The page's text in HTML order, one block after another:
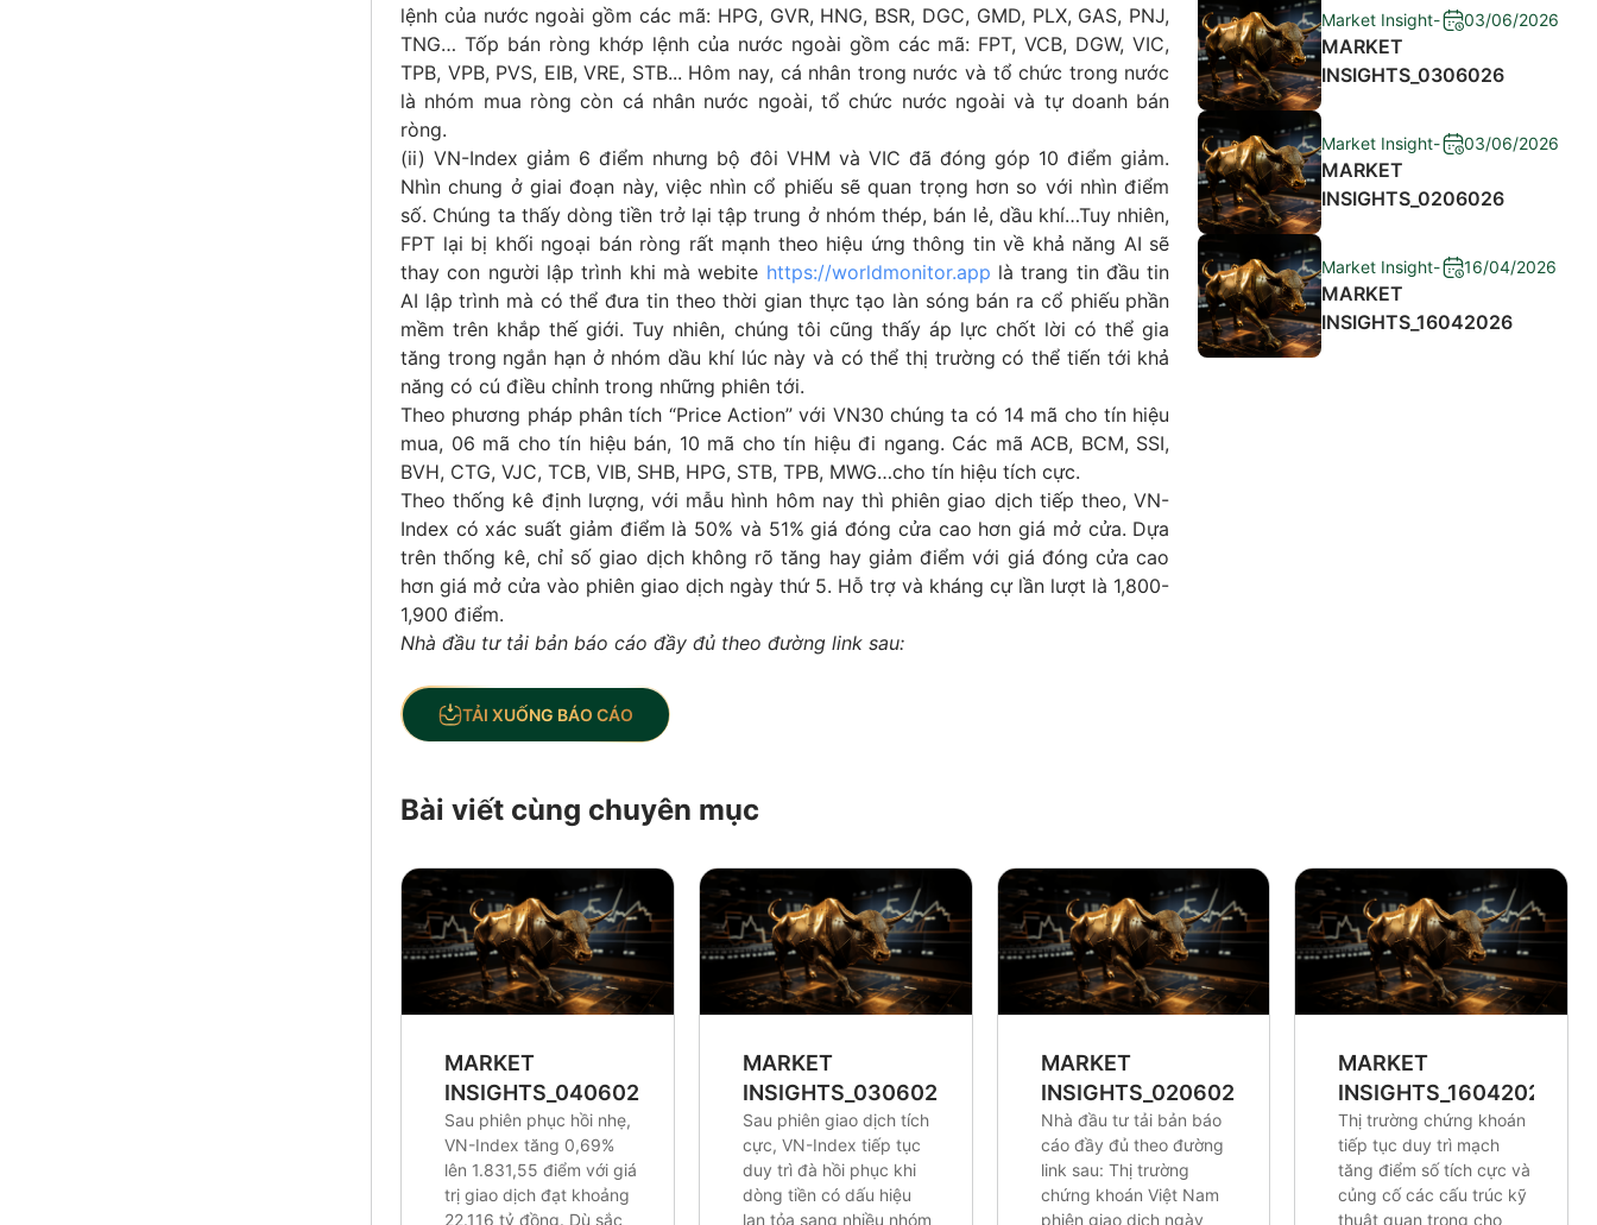
lệnh của nước ngoài gồm các mã: HPG, GVR, HNG, BSR, DGC, GMD, PLX, GAS, PNJ,
TNG… Tốp bán ròng khớp lệnh của nước ngoài gồm các mã: FPT, VCB, DGW, VIC,
TPB, VPB, PVS, EIB, VRE, STB... Hôm nay, cá nhân trong nước và tổ chức trong nước
là nhóm mua ròng còn cá nhân nước ngoài, tổ chức nước ngoài và tự doanh bán
ròng.
(ii) VN-Index giảm 6 điểm nhưng bộ đôi VHM và VIC đã đóng góp 10 điểm giảm.
Nhìn chung ở giai đoạn này, việc nhìn cổ phiếu sẽ quan trọng hơn so với nhìn điểm
số. Chúng ta thấy dòng tiền trở lại tập trung ở nhóm thép, bán lẻ, dầu khí…Tuy nhiên,
FPT lại bị khối ngoại bán ròng rất mạnh theo hiệu ứng thông tin về khả năng AI sẽ
thay con người lập trình khi mà webite https://worldmonitor.app là trang tin đầu tin
AI lập trình mà có thể đưa tin theo thời gian thực tạo làn sóng bán ra cổ phiếu phần
mềm trên khắp thế giới. Tuy nhiên, chúng tôi cũng thấy áp lực chốt lời có thể gia
tăng trong ngắn hạn ở nhóm dầu khí lúc này và có thể thị trường có thể tiến tới khả
năng có cú điều chỉnh trong những phiên tới.
Theo phương pháp phân tích “Price Action” với VN30 chúng ta có 14 mã cho tín hiệu
mua, 06 mã cho tín hiệu bán, 10 mã cho tín hiệu đi ngang. Các mã ACB, BCM, SSI,
BVH, CTG, VJC, TCB, VIB, SHB, HPG, STB, TPB, MWG…cho tín hiệu tích cực.
Theo thống kê định lượng, với mẫu hình hôm nay thì phiên giao dịch tiếp theo, VN-
Index có xác suất giảm điểm là 50% và 51% giá đóng cửa cao hơn giá mở cửa. Dựa
trên thống kê, chỉ số giao dịch không rõ tăng hay giảm điểm với giá đóng cửa cao
hơn giá mở cửa vào phiên giao dịch ngày thứ 5. Hỗ trợ và kháng cự lần lượt là 1,800-
1,900 điểm.
Nhà đầu tư tải bản báo cáo đầy đủ theo đường link sau:
TẢI XUỐNG BÁO CÁO
Market Insight- 03/06/2026
MARKET
INSIGHTS_0306026
Market Insight- 03/06/2026
MARKET
INSIGHTS_0206026
Market Insight- 16/04/2026
MARKET
INSIGHTS_16042026
Bài viết cùng chuyên mục
MARKET
INSIGHTS_0406026
Sau phiên phục hồi nhẹ,
VN-Index tăng 0,69%
lên 1.831,55 điểm với giá
trị giao dịch đạt khoảng
22.116 tỷ đồng. Dù sắc
MARKET
INSIGHTS_0306026
Sau phiên giao dịch tích
cực, VN-Index tiếp tục
duy trì đà hồi phục khi
dòng tiền có dấu hiệu
lan tỏa sang nhiều nhóm
MARKET
INSIGHTS_0206026
Nhà đầu tư tải bản báo
cáo đầy đủ theo đường
link sau: Thị trường
chứng khoán Việt Nam
phiên giao dịch ngày
MARKET
INSIGHTS_16042026
Thị trường chứng khoán
tiếp tục duy trì mạch
tăng điểm số tích cực và
củng cố các cấu trúc kỹ
thuật quan trọng cho